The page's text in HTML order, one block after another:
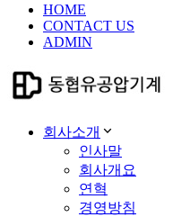
HOME
CONTACT US
ADMIN
회사소개
인사말
회사개요
연혁
경영방침